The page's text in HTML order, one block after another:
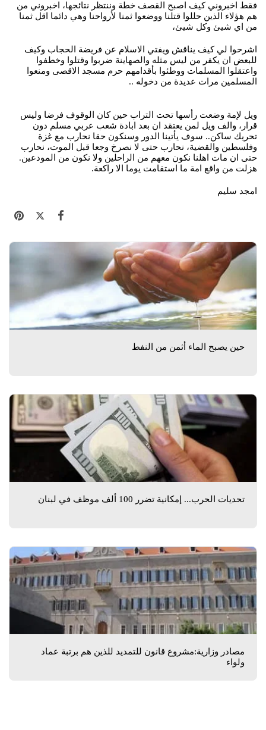
فقط اخبروني كيف اصبح القصف خطة وننتظر نتائجها، اخبروني من
هم هؤلاء الذين حللوا قتلنا ووضعوا ثمنا لأرواحنا وهي دائما اقل ثمنا
من اي شيئ وكل شيئ،
اشرحوا لي كيف يناقش ويفتي الاسلام عن فريضة الحجاب وكيف
للبعض ان يكفر من ليس مثله والصهاينة ضربوا وقتلوا وخطفوا
واعتقلوا المسلمات ووطئوا بأقدامهم حرم مسجد الاقصى ومنعوا
المسلمين مرات عديدة من دخوله ..
ويل لإمة وضعت رأسها تحت التراب حين كان الوقوف فرضا وليس
قرار، والف ويل لمن يعتقد ان بعد ابادة شعب عربي مسلم دون
تحريك ساكن.. سوف يأتينا الدور وسنكون حقا نحارب مع غزة
وفلسطين والقضية، نحارب حتى لا نصرخ وجعا قبل الموت، نحارب
حتى ان مات اهلنا نكون معهم من الراحلين ولا نكون من المودعين.
هزلت من واقع امة ما استقامت يوما الا راكعة.
امجد سليم
حين يصبح الماء أثمن من النفط
تحديات الحرب... إمكانية تضرر 100 ألف موظف في لبنان
مصادر وزارية:مشروع قانون للتمديد للذين هم برتبة عماد
ولواء